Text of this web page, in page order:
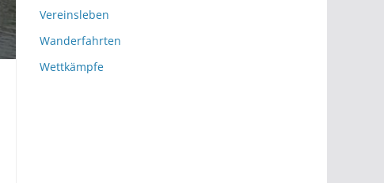
Vereinsleben
Wanderfahrten
Wettkämpfe